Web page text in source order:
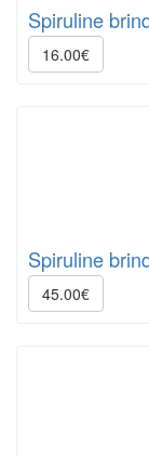
Spiruline
16.00€
Spiruline
45.00€